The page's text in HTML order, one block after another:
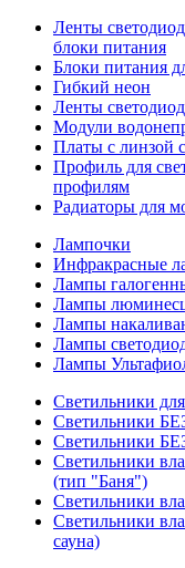
Ленты
блоки питания
Блоки питания
Гибкий неон
Ленты
Модули
Платы с линзой
Профиль для
профилям
Радиаторы для
Лампочки
Инфракрасные
Лампы
Лампы
Лампы
Лампы
Лампы
Светильники
Светильники
Светильники
Светильники
(тип "Баня")
Светильники
Светильники
сауна)